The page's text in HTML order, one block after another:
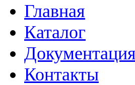
Главная
Каталог
Документация
Контакты